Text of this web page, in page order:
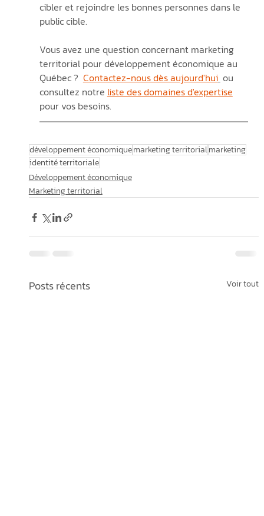
cibler et rejoindre les bonnes personnes dans le
public cible.
Vous avez une question concernant marketing
territorial pour développement économique au
Québec ? Contactez-nous dès aujourd'hui ou
consultez notre liste des domaines d'expertise
pour vos besoins.
développement économiquemarketing territorialmarketing
identité territoriale
Développement économique
Marketing territorial
Posts récents Voir tout